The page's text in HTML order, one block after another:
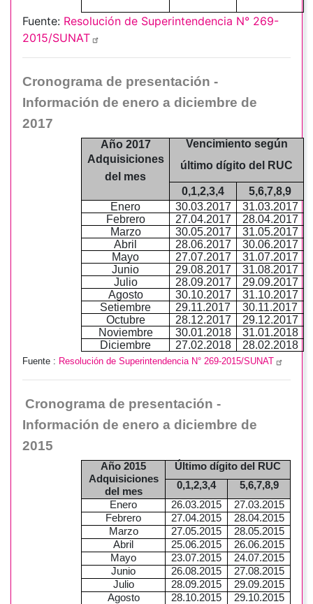
Fuente: Resolución de Superintendencia N° 269-
2015/SUNAT
Cronograma de presentación -
Información de enero a diciembre de
2017
Año 2017
Adquisiciones
del mes
Vencimiento según
último dígito del RUC
0,1,2,3,4
5,6,7,8,9
Enero
30.03.2017
31.03.2017
Febrero
27.04.2017
28.04.2017
Marzo
30.05.2017
31.05.2017
Abril
28.06.2017
30.06.2017
Mayo
27.07.2017
31.07.2017
Junio
29.08.2017
31.08.2017
Julio
28.09.2017
29.09.2017
Agosto
30.10.2017
31.10.2017
Setiembre
29.11.2017
30.11.2017
Octubre
28.12.2017
29.12.2017
Noviembre
30.01.2018
31.01.2018
Diciembre
27.02.2018 28.02.2018
Fuente : Resolución de Superintendencia N° 269-2015/SUNAT
Cronograma de presentación -
Información de enero a diciembre de
2015
Año 2015
Adquisiciones
del mes
Último dígito del RUC
0,1,2,3,4
5,6,7,8,9
Enero
26.03.2015
27.03.2015
Febrero
27.04.2015
28.04.2015
Marzo
27.05.2015
28.05.2015
Abril
25.06.2015
26.06.2015
Mayo
23.07.2015
24.07.2015
Junio
26.08.2015
27.08.2015
Julio
28.09.2015
29.09.2015
Agosto
28.10.2015
29.10.2015